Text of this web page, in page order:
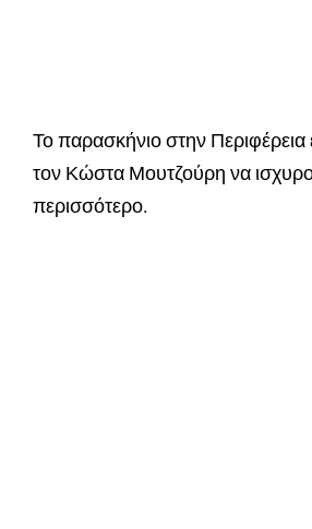
Το παρασκήνιο στην Περιφέρεια
τον Κώστα Μουτζούρη να
περισσότερο.